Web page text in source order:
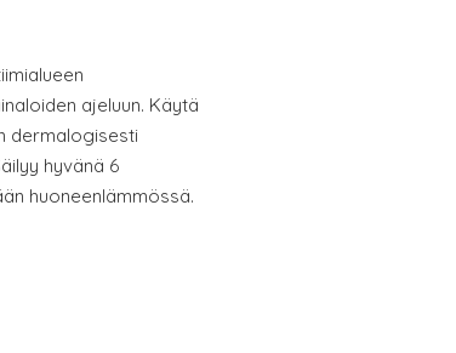
ajeluun. Käytä
dermalogisesti
hyvänä 6
huoneenlämmössä.